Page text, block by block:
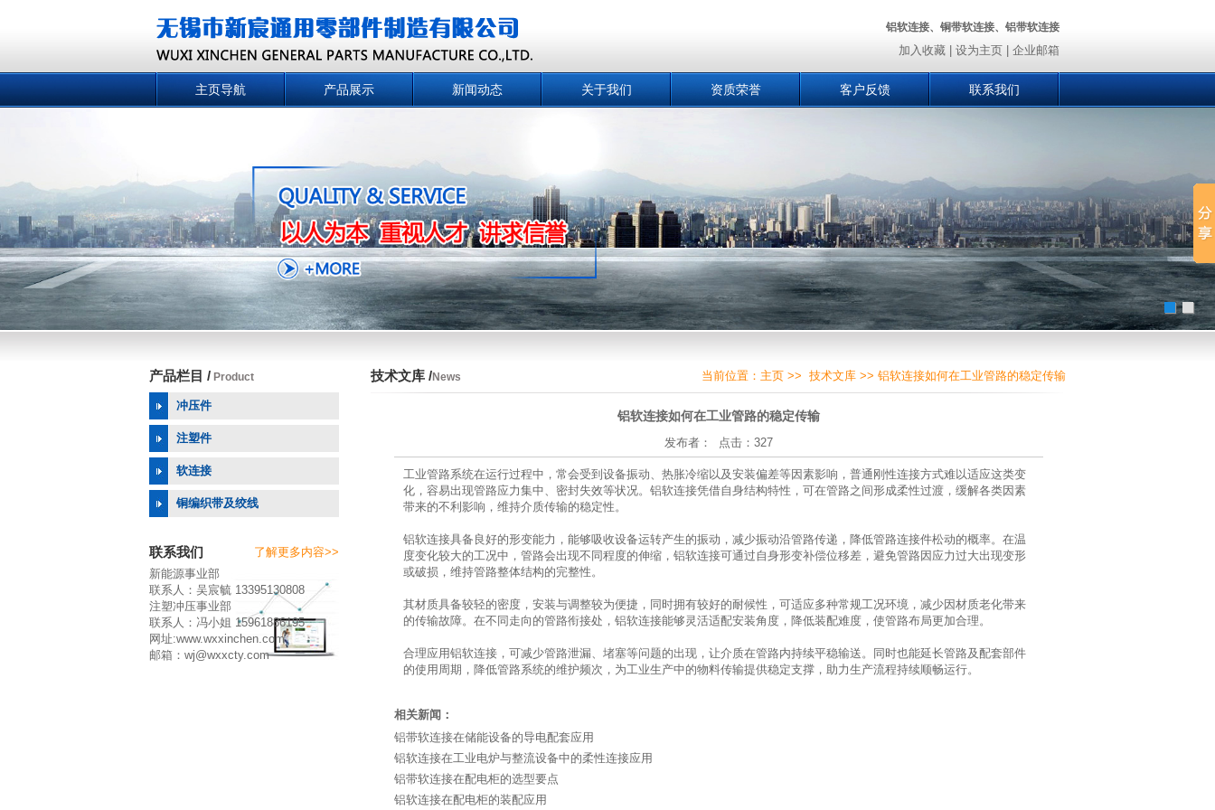
铝软连接、铜带软连接、铝带软连接
加入收藏 设为主页 企业邮箱
主页导航 产品展示 新闻动态 关于我们 资质荣誉 客户反馈 联系我们
产品栏目 / Product
冲压件
注塑件
软连接
铜编织带及绞线
联系我们
了解更多内容>>
新能源事业部
联系人：吴宸毓 13395130808
注塑冲压事业部
联系人：冯小姐 15961886195
网址:www.wxxinchen.com
邮箱：wj@wxxcty.com
当前位置： 主页 >> 技术文库 >> 铝软连接如何在工业管路的稳定传输
技术文库 /News
铝软连接如何在工业管路的稳定传输
发布者： 点击：327
工业管路系统在运行过程中，常会受到设备振动、热胀冷缩以及安装偏差等因素影响，普通刚性连接方式难以适应这类变
化，容易出现管路应力集中、密封失效等状况。 铝软连接凭借自身结构特性，可在管路之间形成柔性过渡，缓解各类因素
带来的不利影响，维持介质传输的稳定性。
铝软连接具备良好的形变能力，能够吸收设备运转产生的振动，减少振动沿管路传递，降低管路连接件松动的概率。在温
度变化较大的工况中，管路会出现不同程度的伸缩，铝软连接可通过自身形变补偿位移差，避免管路因应力过大出现变形
或破损，维持管路整体结构的完整性。
其材质具备较轻的密度，安装与调整较为便捷，同时拥有较好的耐候性，可适应多种常规工况环境，减少因材质老化带来
的传输故障。在不同走向的管路衔接处，铝软连接能够灵活适配安装角度，降低装配难度，使管路布局更加合理。
合理应用铝软连接，可减少管路泄漏、堵塞等问题的出现，让介质在管路内持续平稳输送。同时也能延长管路及配套部件
的使用周期，降低管路系统的维护频次，为工业生产中的物料传输提供稳定支撑，助力生产流程持续顺畅运行。
相关新闻：
铝带软连接在储能设备的导电配套应用
铝软连接在工业电炉与整流设备中的柔性连接应用
铝带软连接在配电柜的选型要点
铝软连接在配电柜的装配应用